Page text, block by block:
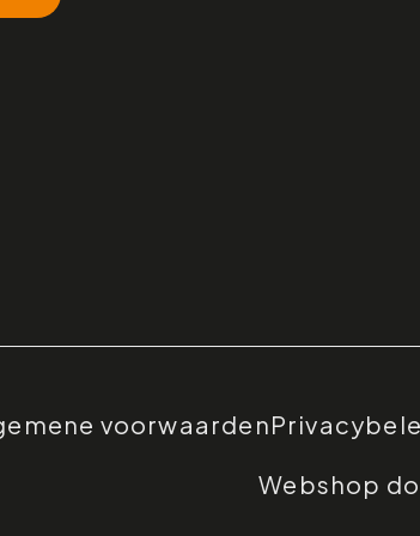
voorwaarden
Webshop